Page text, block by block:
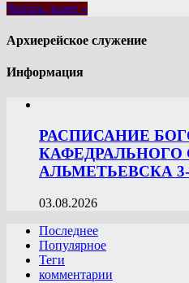
Читать далее »
Архиерейское служение
Информация
РАСПИСАНИЕ
КАФЕДРАЛЬНОГО
АЛЬМЕТЬЕВСКА
03.08.2026
Последнее
Популярное
Теги
комментарии